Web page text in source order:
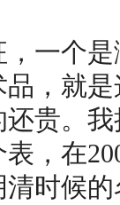
一个是
，就
贵。
，在
时候的